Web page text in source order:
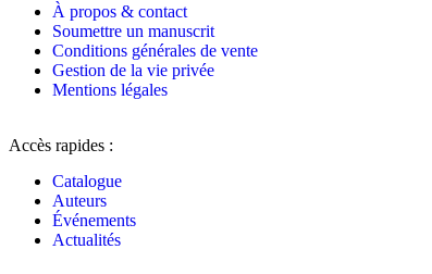
À propos & contact
Soumettre un manuscrit
Conditions générales de vente
Gestion de la vie privée
Mentions légales
Accès rapides :
Catalogue
Auteurs
Événements
Actualités